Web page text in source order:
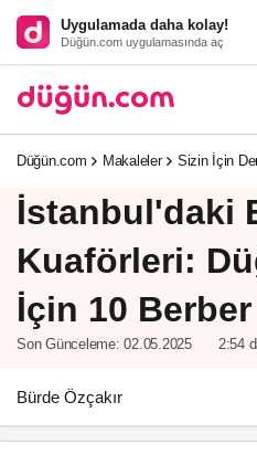
Uygulamada daha kolay!
Düğün.com uygulamasında aç
Düğün.com Makaleler Sizin İçin
İstanbul'daki
Kuaförleri:
İçin 10 Berber
Son Günceleme: 02.05.2025 2:54
Bürde Özçakır